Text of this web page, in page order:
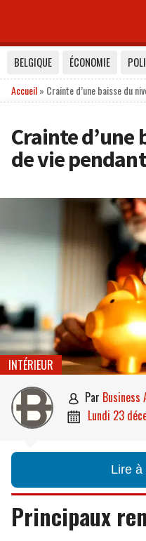
BELGIQUE ÉCONOMIE
Accueil» Crainte d’une baisse du
Crainte d’une
de vie
INTÉRIEUR
 par Business
 lundi 23
Lire à
Principaux